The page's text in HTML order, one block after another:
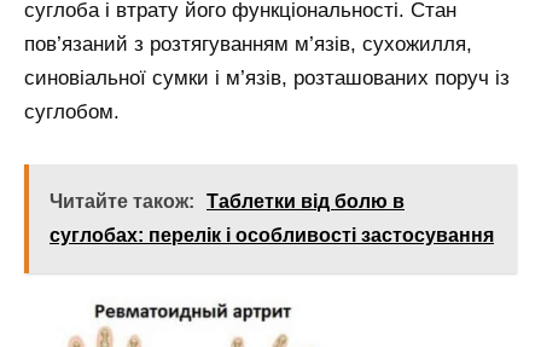
суглоба і втрату його функціональності. Стан
пов’язаний з розтягуванням м’язів, сухожилля,
синовіальної сумки і м’язів, розташованих поруч із
суглобом.
Читайте також:
Таблетки від болю в
суглобах: перелік і особливості застосування